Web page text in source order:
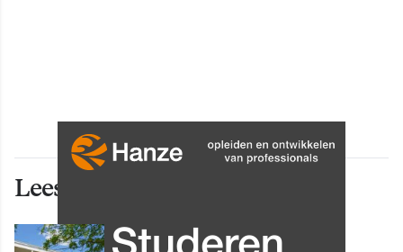
Lees ook deze artikelen
INNOVATIE